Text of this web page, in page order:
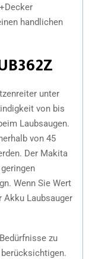
handlichen
unter
von bis
Laubsaugen.
von 45
Der Makita
Wenn Sie Wert
Akku Laubsauger
zu